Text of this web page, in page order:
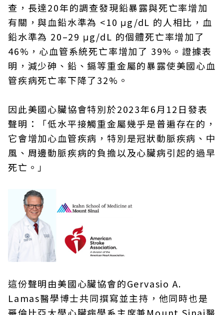
查，長達20年的調查發現鉛暴露與死亡率增加
有關，與血鉛水準為 <10 μg/dL 的人相比，血
鉛水準為 20–29 μg/dL 的個體死亡率增加了
46%，心血管系統死亡率增加了 39%。證據表
明，減少砷、鉛、鎘等重金屬的暴露使美國心血
管疾病死亡率下降了32%。
因此美國心臟協會特別於2023年6月12日發表
聲明：「低水平接觸重金屬幾乎是普遍存在的，
它會增加心血管疾病，特別是冠狀動脈疾病、中
風、周邊動脈疾病的負擔以及心臟病引起的過早
死亡。」
這份聲明由美國心臟協會的Gervasio A.
Lamas醫學博士共同撰寫並主持，他同時也是